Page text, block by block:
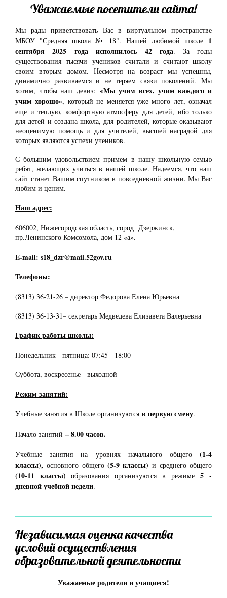
Уважаемые посетители сайта!
Мы рады приветствовать Вас в виртуальном пространстве
МБОУ "Средняя школа № 18". Нашей любимой школе 1
сентября 2025 года исполнилось 42 года. За годы
существования тысячи учеников считали и считают школу
своим вторым домом. Несмотря на возраст мы успешны,
динамично развиваемся и не теряем связи поколений. Мы
хотим, чтобы наш девиз: «Мы учим всех, учим каждого и
учим хорошо», который не меняется уже много лет, означал
еще и теплую, комфортную атмосферу для детей, ибо только
для детей и создана школа, для родителей, которые оказывают
неоценимую помощь и для учителей, высшей наградой для
которых являются успехи учеников.
С большим удовольствием примем в нашу школьную семью
ребят, желающих учиться в нашей школе. Надеемся, что наш
сайт станет Вашим спутником в повседневной жизни. Мы Вас
любим и ценим.
Наш адрес:
606002, Нижегородская область, город Дзержинск,
пр.Ленинского Комсомола, дом 12 «а».
E-mail: s18_dzr@mail.52gov.ru
Телефоны:
(8313) 36-21-26 – директор Федорова Елена Юрьевна
(8313) 36-13-31– секретарь Медведева Елизавета Валерьевна
График работы школы:
Понедельник - пятница: 07:45 - 18:00
Суббота, воскресенье - выходной
Режим занятий:
Учебные занятия в Школе организуются в первую смену.
Начало занятий – 8.00 часов.
Учебные занятия на уровнях начального общего (1-4
классы),основного общего (5-9 классы) и среднего общего
(10-11 классы) образования организуются в режиме5 -
дневной учебной недели.
Независимая оценка качества
условий осуществления
образовательной деятельности
Уважаемые родители и учащиеся!